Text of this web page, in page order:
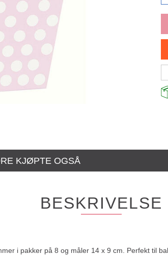
KJØPTE OGSÅ
BESKRIVELSE
i pakker på 8 og måler 14 x 9 cm. Perfekt til